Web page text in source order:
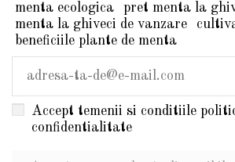
menta ecologica
pret menta la
menta la ghiveci de vanzare
beneficiile plante de menta
Accept temenii si conditiile
confidentialitate